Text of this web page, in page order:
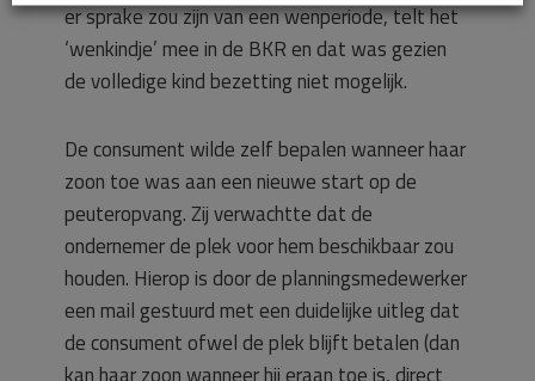
er sprake zou zijn van een wenperiode, telt het
‘wenkindje’ mee in de BKR en dat was gezien
de volledige kind bezetting niet mogelijk.
De consument wilde zelf bepalen wanneer haar
zoon toe was aan een nieuwe start op de
peuteropvang. Zij verwachtte dat de
ondernemer de plek voor hem beschikbaar zou
houden. Hierop is door de planningsmedewerker
een mail gestuurd met een duidelijke uitleg dat
de consument ofwel de plek blijft betalen (dan